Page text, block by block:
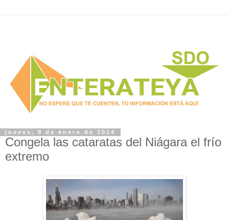
jueves, 9 de enero de 2014
Congela las cataratas del Niágara el frío
extremo